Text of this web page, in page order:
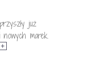
już
marek.